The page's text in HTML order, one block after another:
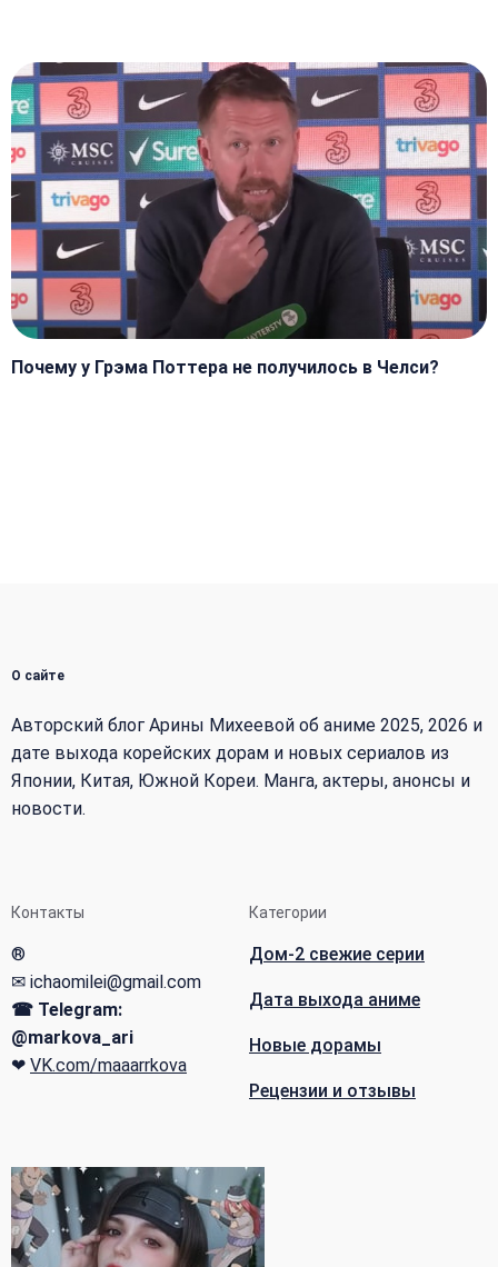
Почему у Грэма Поттера не получилось в Челси?
О сайте
Авторский блог Арины Михеевой об аниме 2025, 2026 и
дате выхода корейских дорам и новых сериалов из
Японии, Китая, Южной Кореи. Манга, актеры, анонсы и
новости.
Контакты
®
✉ ichaomilei@gmail.com
☎ Telegram:
@markova_ari
❤ VK.com/maaarrkova
Категории
Дом-2 свежие серии
Дата выхода аниме
Новые дорамы
Рецензии и отзывы